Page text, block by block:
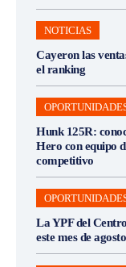
NOTICIAS
Cayeron las
el ranking
Hunk 125R:
Hero con equipo
competitivo
La YPF del
este mes de agosto